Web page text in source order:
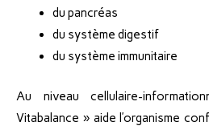
du pancréas
du système digestif
du système immunitaire
Au niveau cellulaire-
Vitabalance » aide l’organisme